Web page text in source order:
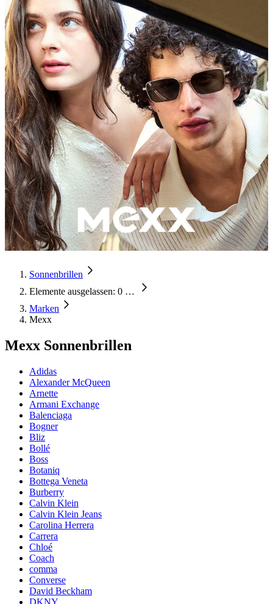
Sonnenbrillen
Elemente ausgelassen: 0 …
Marken
Mexx
Mexx Sonnenbrillen
Adidas
Alexander McQueen
Arnette
Armani Exchange
Balenciaga
Bogner
Bliz
Bollé
Boss
Botaniq
Bottega Veneta
Burberry
Calvin Klein
Calvin Klein Jeans
Carolina Herrera
Carrera
Chloé
Coach
comma
Converse
David Beckham